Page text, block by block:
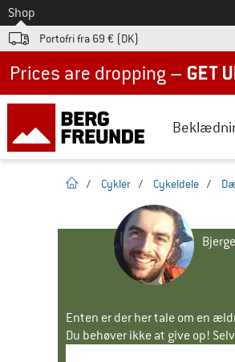
Til
Shop
Portofri fra 69 € (DK)
Hjemmeside
/ Cykler / Cykeldele /
Enten er der her tale om en
Du behøver ikke at give op!